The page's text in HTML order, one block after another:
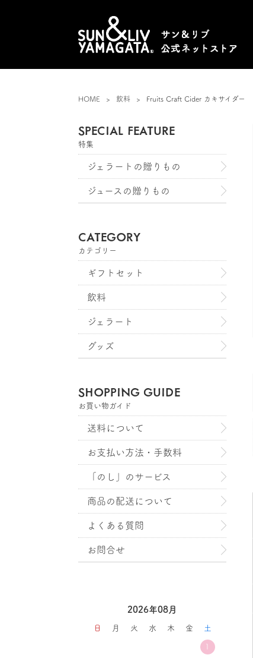
HOME 飲料 Fruits Craft Cider カキサイダー
SPECIAL FEATURE
特集
ジェラートの贈りもの
ジュースの贈りもの
CATEGORY
カテゴリー
ギフトセット
飲料
ジェラート
グッズ
SHOPPING GUIDE
お買い物ガイド
送料について
お支払い方法・手数料
「のし」のサービス
商品の配送について
よくある質問
お問合せ
2026年08月
日 月 火 水 木 金 土
1